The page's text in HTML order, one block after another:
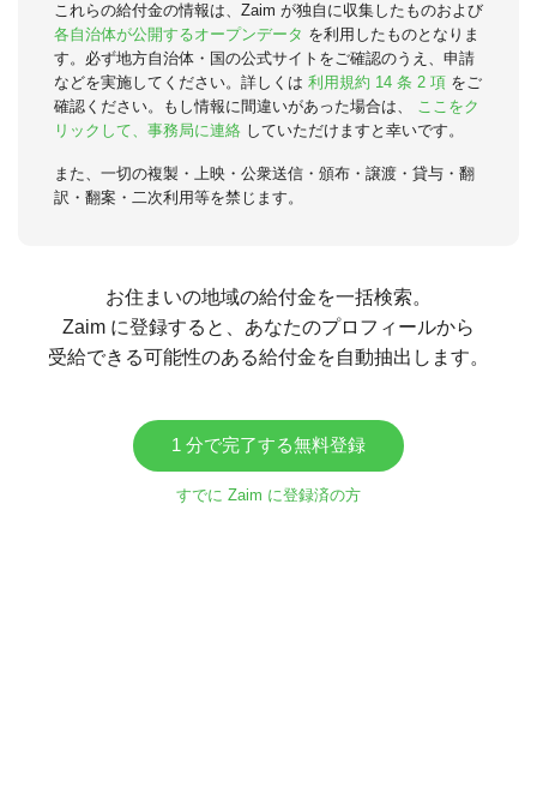
これらの給付金の情報は、Zaim が独自に収集したものおよび
各自治体が公開するオープンデータ を利用したものとなりま
す。必ず地方自治体・国の公式サイトをご確認のうえ、申請
などを実施してください。詳しくは 利用規約 14 条 2 項 をご
確認ください。もし情報に間違いがあった場合は、
ここをク
リックして、事務局に連絡 していただけますと幸いです。
また、一切の複製・上映・公衆送信・頒布・譲渡・貸与・翻
訳・翻案・二次利用等を禁じます。
お住まいの地域の給付金を一括検索。
Zaim に登録すると、あなたのプロフィールから
受給できる可能性のある給付金を自動抽出します。
1 分で完了する無料登録
すでに Zaim に登録済の方